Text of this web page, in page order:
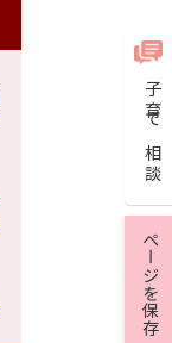
子育て相談
ページを保存